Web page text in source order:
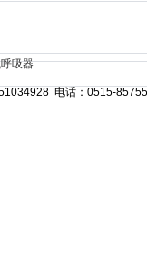
吸器
电话：0515-